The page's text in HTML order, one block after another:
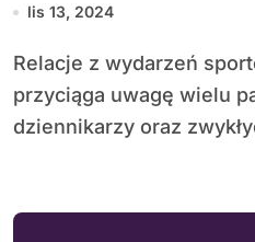
lis 13, 2024
Relacje z wydarzeń sportowych to temat, który
przyciąga uwagę wielu
dziennikarzy oraz